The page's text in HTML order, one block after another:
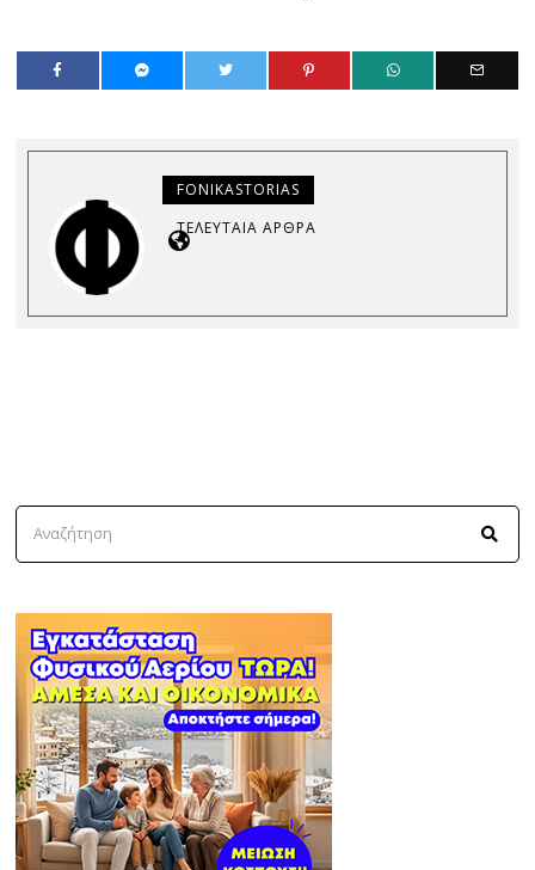
FONIKASTORIAS
ΤΕΛΕΥΤΑΊΑ ΆΡΘΡΑ